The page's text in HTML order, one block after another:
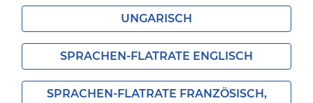
UNGARISCH
SPRACHEN-FLATRATE ENGLISCH
SPRACHEN-FLATRATE FRANZÖSISCH,